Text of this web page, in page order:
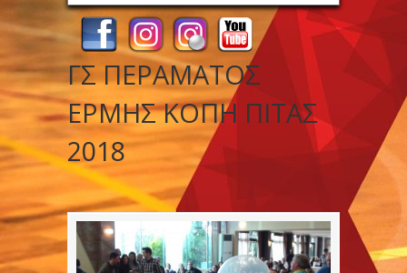
ΓΣ ΠΕΡΑΜΑΤΟΣ
ΕΡΜΗΣ ΚΟΠΗ ΠΙΤΑΣ
2018